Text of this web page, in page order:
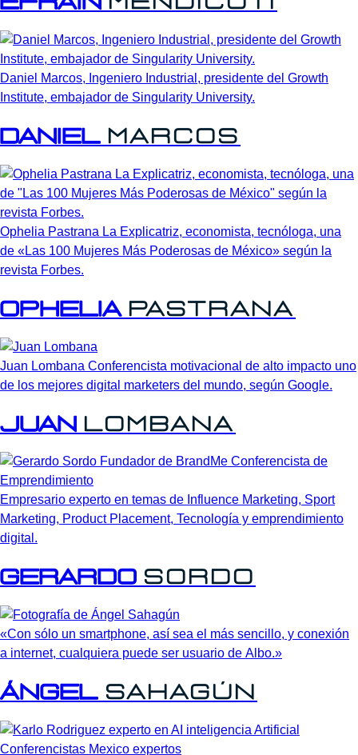
Daniel Marcos, Ingeniero Industrial, presidente del Growth
Institute, embajador de Singularity University.
Daniel Marcos
Ophelia Pastrana La Explicatriz, economista, tecnóloga, una
de «Las 100 Mujeres Más Poderosas de México» según la
revista Forbes.
Ophelia Pastrana
Juan Lombana Conferencista motivacional de alto impacto uno
de los mejores digital marketers del mundo, según Google.
Juan Lombana
Empresario experto en temas de Influence Marketing, Sport
Marketing, Product Placement, Tecnología y emprendimiento
digital.
Gerardo Sordo
«Con sólo un smartphone, así sea el más sencillo, y conexión
a internet, cualquiera puede ser usuario de Albo.»
Ángel Sahagún